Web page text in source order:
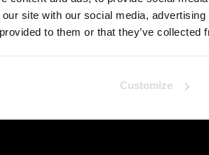
site with our social media,
to them or that they’ve
Customize